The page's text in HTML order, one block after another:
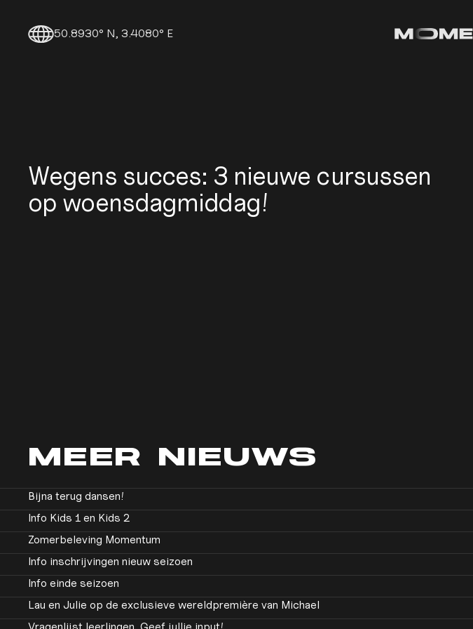
Wegens succes: 3 nieuwe cursussen
op woensdagmiddag!
MEER NIEUWS
Bijna terug dansen!
Info Kids 1 en Kids 2
Zomerbeleving Momentum
Info inschrijvingen nieuw seizoen
Info einde seizoen
Lau en Julie op de exclusieve wereldpremière van Michael
50.8930° N, 3.4080° E